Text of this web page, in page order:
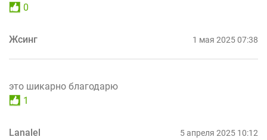
0
Жсинг 1 мая 2025 07:38
это шикарно благодарю
1
Lanalel 5 апреля 2025 10:12